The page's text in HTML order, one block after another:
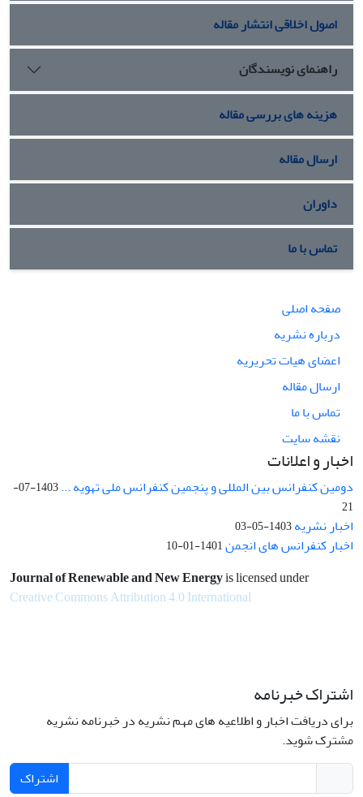
اصول اخلاقی انتشار مقاله
راهنمای نویسندگان
هزینه های بررسی مقاله
ارسال مقاله
داوران
تماس با ما
صفحه اصلی
درباره نشریه
اعضای هیات تحریریه
ارسال مقاله
تماس با ما
نقشه سایت
اخبار و اعلانات
دومین کنفرانس بین المللی و پنجمین کنفرانس ملی تهویه ...
1403-07-
21
اخبار نشریه1403-05-03
اخبار کنفرانس های انجمن1401-01-10
Journal of Renewable and New Energyis licensed under
Creative Commons Attribution 4.0 International
اشتراک خبرنامه
برای دریافت اخبار و اطلاعیه های مهم نشریه در خبرنامه نشریه
مشترک شوید.
اشتراک